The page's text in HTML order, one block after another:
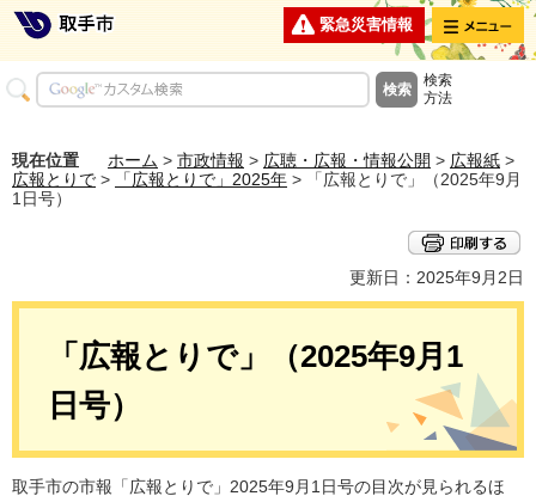
緊急災害情報 メニュー
検索
方法
現在位置 ホーム > 市政情報 > 広聴・広報・情報公開 > 広報紙 >
広報とりで > 「広報とりで」2025年 > 「広報とりで」（2025年9月
1日号）
更新日：2025年9月2日
「広報とりで」（2025年9月1
日号）
取手市の市報「広報とりで」2025年9月1日号の目次が見られるほ